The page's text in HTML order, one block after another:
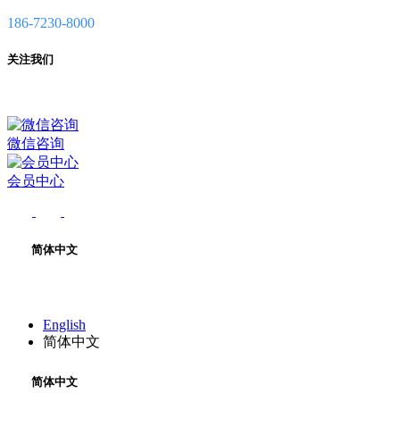
186-7230-8000
关注我们
微信咨询
会员中心
简体中文
English
简体中文
简体中文